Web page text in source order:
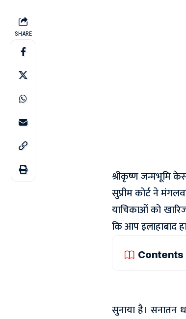
SHARE
श्रीकृष्ण जन्मभूमि
सुप्रीम कोर्ट ने
याचिकाओं को
कि आप इलाहाबाद
Contents
सुनाया है। सनातन